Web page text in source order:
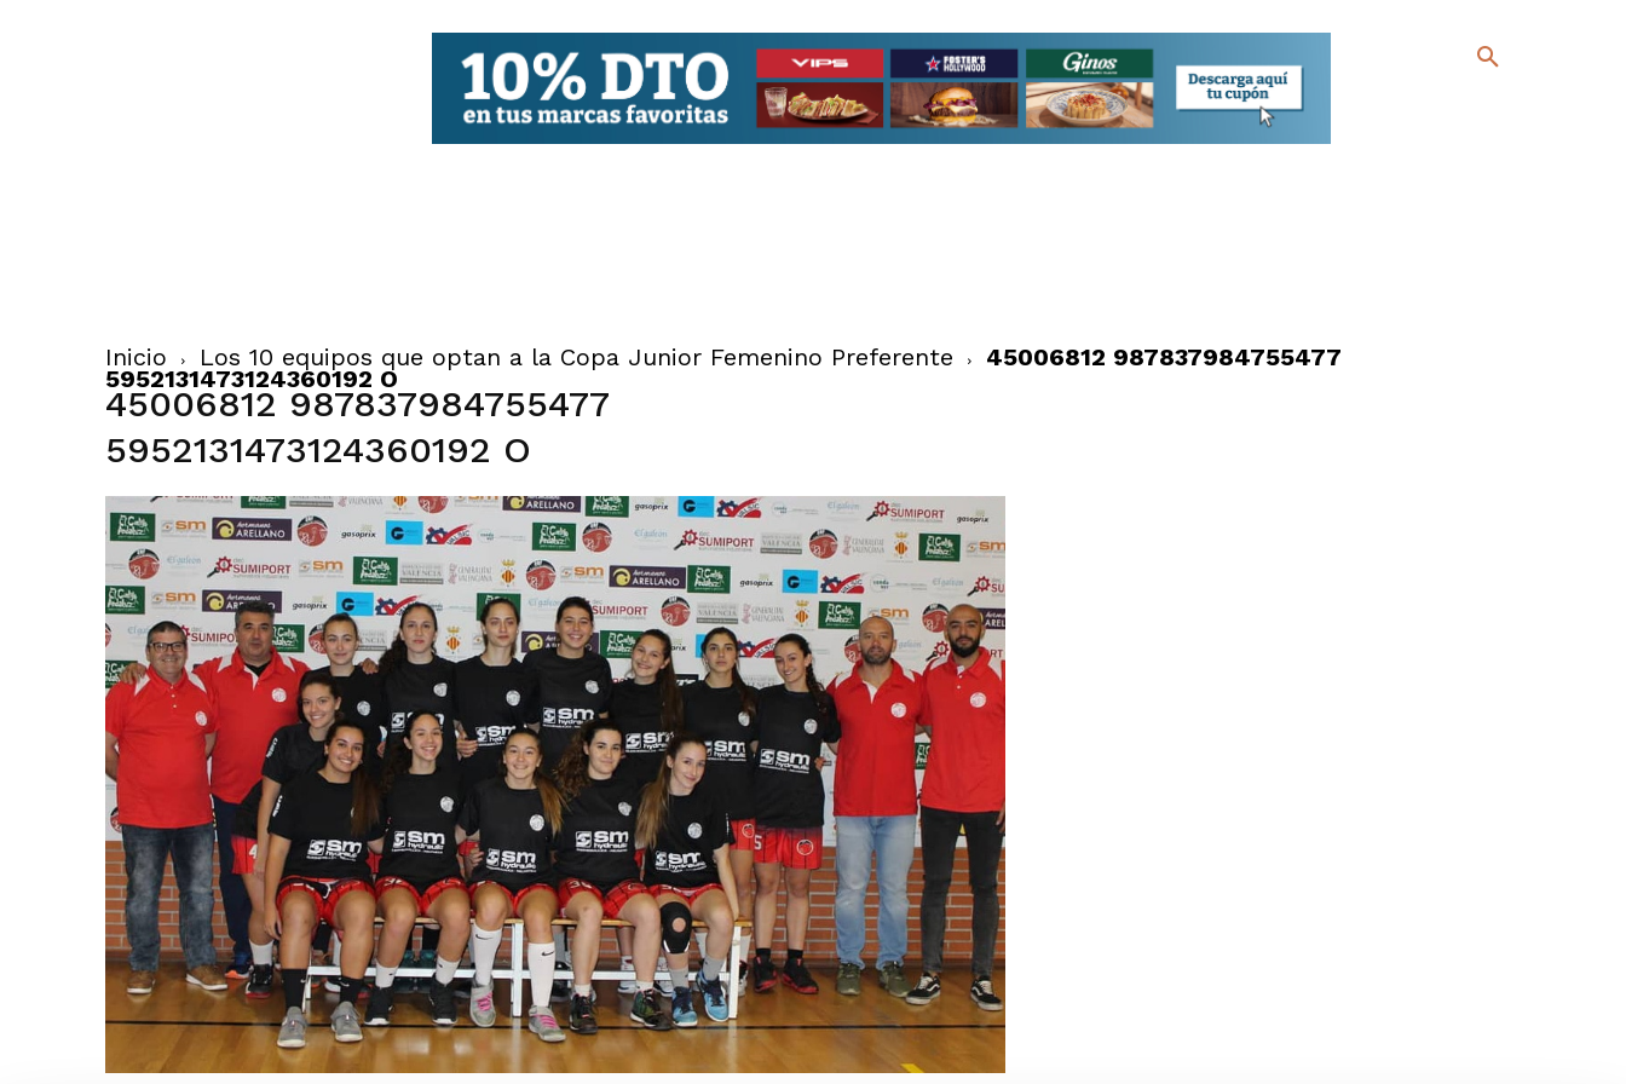
Inicio Los 10 equipos que optan a la Copa Junior Femenino Preferente 45006812 987837984755477
5952131473124360192 O
45006812 987837984755477
5952131473124360192 O